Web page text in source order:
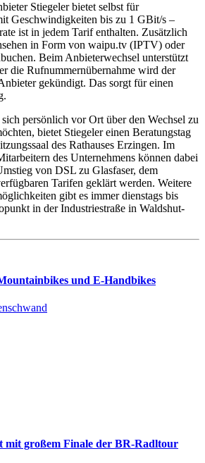
Stiegeler bietet selbst für
Geschwindigkeiten bis zu 1 GBit/s –
ist in jedem Tarif enthalten. Zusätzlich
in Form von waipu.tv (IPTV) oder
Beim Anbieterwechsel unterstützt
die Rufnummernübernahme wird der
gekündigt. Das sorgt für einen
persönlich vor Ort über den Wechsel zu
bietet Stiegeler einen Beratungstag
des Rathauses Erzingen. Im
des Unternehmens können dabei
von DSL zu Glasfaser, dem
Tarifen geklärt werden. Weitere
gibt es immer dienstags bis
in der Industriestraße in Waldshut-
und E-Handbikes
mit großem Finale der BR-Radltour